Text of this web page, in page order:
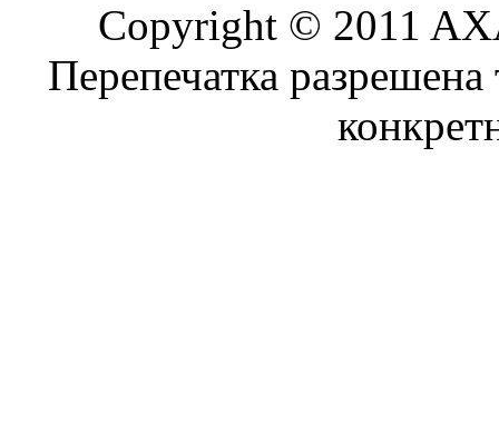
Copyright © 2011
Перепечатка